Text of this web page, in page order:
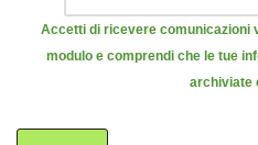
Accetti di ricevere comunicazioni
modulo e comprendi che le tue
archiviate